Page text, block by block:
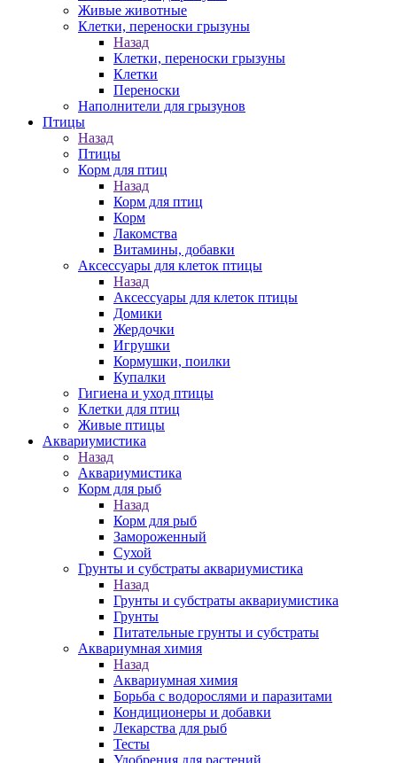
Живые животные
Клетки, переноски грызуны
Назад
Клетки, переноски грызуны
Клетки
Переноски
Наполнители для грызунов
Птицы
Назад
Птицы
Корм для птиц
Назад
Корм для птиц
Корм
Лакомства
Витамины, добавки
Аксессуары для клеток птицы
Назад
Аксессуары для клеток птицы
Домики
Жердочки
Игрушки
Кормушки, поилки
Купалки
Гигиена и уход птицы
Клетки для птиц
Живые птицы
Аквариумистика
Назад
Аквариумистика
Корм для рыб
Назад
Корм для рыб
Замороженный
Сухой
Грунты и субстраты аквариумистика
Назад
Грунты и субстраты аквариумистика
Грунты
Питательные грунты и субстраты
Аквариумная химия
Назад
Аквариумная химия
Борьба с водорослями и паразитами
Кондиционеры и добавки
Лекарства для рыб
Тесты
Удобрения для растений